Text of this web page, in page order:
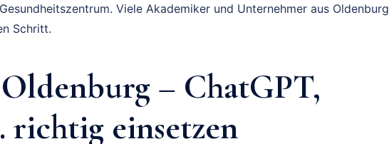
Viele Akademiker und Unternehmer aus Oldenburg
Schritt.
– ChatGPT,
richtig einsetzen